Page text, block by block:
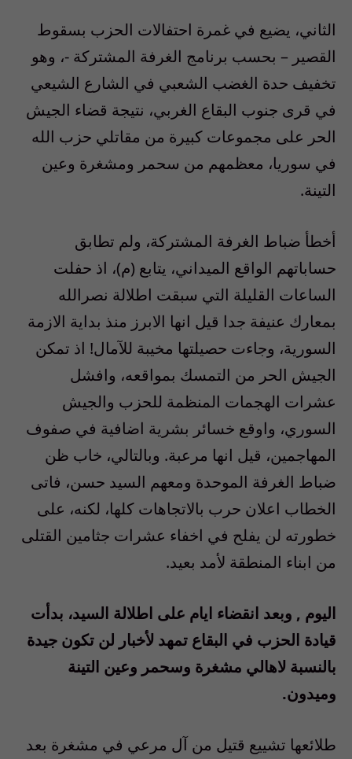
الثاني، يضيع في غمرة احتفالات الحزب بسقوط
القصير – بحسب برنامج الغرفة المشتركة -، وهو
تخفيف حدة الغضب الشعبي في الشارع الشيعي
في قرى جنوب البقاع الغربي، نتيجة قضاء الجيش
الحر على مجموعات كبيرة من مقاتلي حزب الله
في سوريا، معظمهم من سحمر ومشغرة وعين
التينة.
أخطأ ضباط الغرفة المشتركة، ولم تطابق
حساباتهم الواقع الميداني، يتابع (م)، اذ حفلت
الساعات القليلة التي سبقت اطلالة نصرالله
بمعارك عنيفة جدا قيل انها الابرز منذ بداية الازمة
السورية، وجاءت حصيلتها مخيبة للآمال! اذ تمكن
الجيش الحر من التمسك بمواقعه، وافشل
عشرات الهجمات المنظمة للحزب والجيش
السوري، واوقع خسائر بشرية اضافية في صفوف
المهاجمين، قيل انها مرعبة. وبالتالي، خاب ظن
ضباط الغرفة الموحدة ومعهم السيد حسن، فاتى
الخطاب اعلان حرب بالاتجاهات كلها، لكنه، على
خطورته لن يفلح في اخفاء عشرات جثامين القتلى
من ابناء المنطقة لأمد بعيد.
اليوم , وبعد انقضاء ايام على اطلالة السيد، بدأت
قيادة الحزب في البقاع تمهد لأخبار لن تكون جيدة
بالنسبة لاهالي مشغرة وسحمر وعين التينة
وميدون.
طلائعها تشييع قتيل من آل مرعي في مشغرة بعد